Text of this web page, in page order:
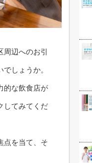
周辺へのお引
しょうか。
的な飲食店が
してみてくだ
点を当て、そ